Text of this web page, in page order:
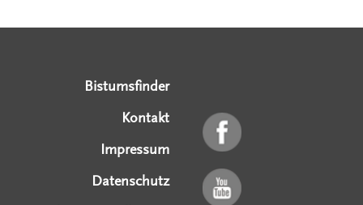
Bistumsfinder
Kontakt
Impressum
Datenschutz